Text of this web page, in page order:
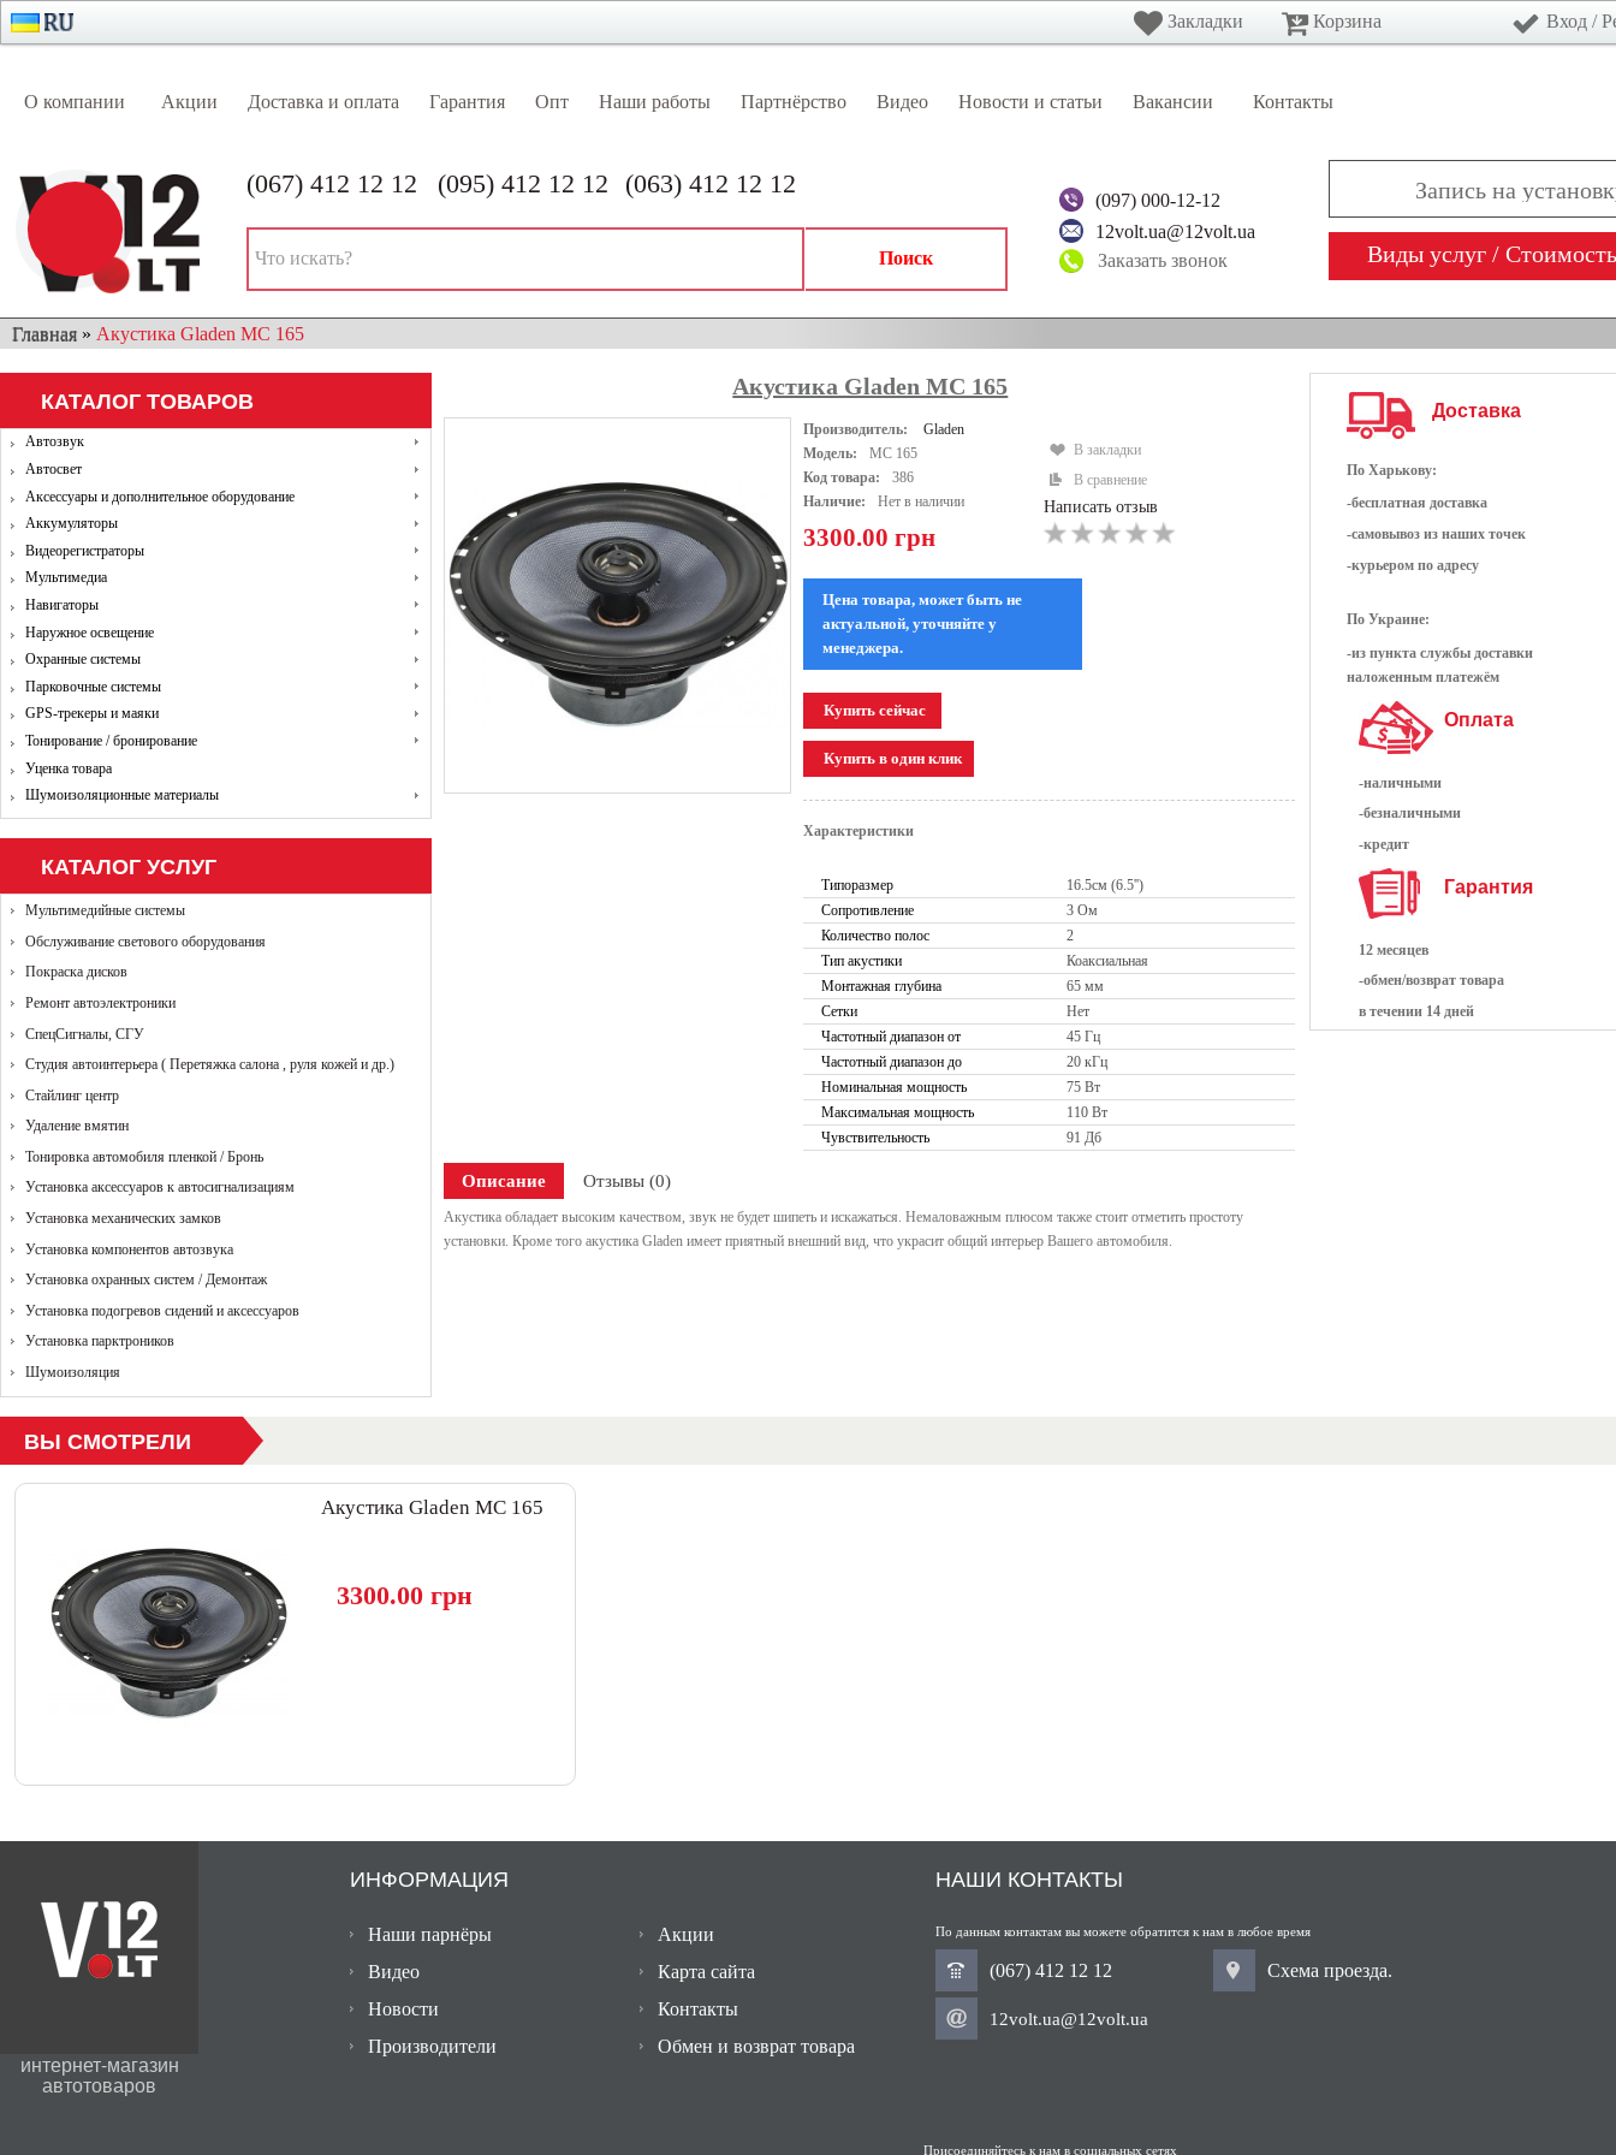
Вход /
Закладки Корзина
О компании Акции Доставка и оплата Гарантия Опт Наши работы Партнёрство Видео Новости и статьи Вакансии Контакты
(067) 412 12 12 (095) 412 12 12 (063) 412 12 12
Поиск
(097) 000-12-12
12volt.ua@12volt.ua
Виды услуг / Стоимость
АВТОЗВУК АВТОСВЕТ
НАВИГАТОРЫ
ПАРКОВОЧНЫЕ СИСТЕМЫ ТОНИРОВАНИЕ / БРОНИРОВАНИЕ
Главная » Акустика Gladen MC 165
КАТАЛОГ ТОВАРОВ
Автозвук
Автосвет
Аксессуары и дополнительное оборудование
Аккумуляторы
Видеорегистраторы
Мультимедиа
Навигаторы
Наружное освещение
Охранные системы
Парковочные системы
GPS-трекеры и маяки
Тонирование / бронирование
Уценка товара
Шумоизоляционные материалы
КАТАЛОГ УСЛУГ
Мультимедийные системы
Обслуживание светового оборудования
Покраска дисков
Ремонт автоэлектроники
СпецСигналы, СГУ
Студия автоинтерьера ( Перетяжка салона , руля кожей и др.)
Стайлинг центр
Удаление вмятин
Тонировка автомобиля пленкой / Бронь
Установка аксессуаров к автосигнализациям
Установка механических замков
Установка компонентов автозвука
Установка охранных систем / Демонтаж
Установка подогревов сидений и аксессуаров
Установка парктроников
Шумоизоляция
Акустика Gladen MC 165
Производитель:
Gladen
Модель:
MC 165
Код товара:
386
Наличие:
Нет в наличии
3300.00 грн
Цена товара, может быть не
актуальной, уточняйте у
менеджера.
В закладки
В сравнение
Написать отзыв
Характеристики
Типоразмер
16.5см (6.5'')
Сопротивление
3 Ом
Количество полос
2
Тип акустики
Коаксиальная
Монтажная глубина
65 мм
Сетки
Нет
Частотный диапазон от
45 Гц
Частотный диапазон до
20 кГц
Номинальная мощность
75 Вт
Максимальная мощность
110 Вт
Чувствительность
91 Дб
Описание Отзывы (0)
Акустика обладает высоким качеством, звук не будет шипеть и искажаться. Немаловажным плюсом также стоит отметить простоту
установки. Кроме того акустика Gladen имеет приятный внешний вид, что украсит общий интерьер Вашего автомобиля.
Доставка
По Харькову:
-бесплатная доставка
-самовывоз из наших точек
-курьером по адресу
По Украине:
-из пункта службы доставки
наложенным платежём
Оплата
-наличными
-безналичными
-кредит
Гарантия
12 месяцев
-обмен/возврат товара
в течении 14 дней
ВЫ СМОТРЕЛИ
Акустика Gladen MC 165
3300.00 грн
интернет-магазин
автотоваров
ИНФОРМАЦИЯ
Наши парнёры
Видео
Новости
Производители
Акции
Карта сайта
Контакты
Обмен и возврат товара
НАШИ КОНТАКТЫ
По данным контактам вы можете обратится к нам в любое время
(067) 412 12 12
12volt.ua@12volt.ua
Схема проезда.
Присоединяйтесь к нам в социальных сетях